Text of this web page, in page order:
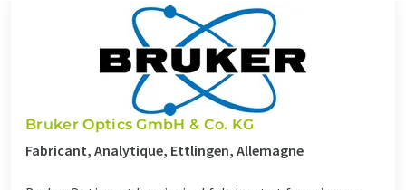
Bruker Optics GmbH & Co. KG
Fabricant, Analytique, Ettlingen, Allemagne